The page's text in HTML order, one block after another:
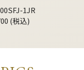
1JR
(税込)